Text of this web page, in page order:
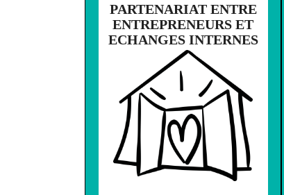
PARTENARIAT ENTRE
ENTREPRENEURS ET
ECHANGES INTERNES